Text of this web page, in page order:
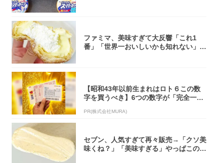
ファミマ、美味すぎて大反響「これ1
番」「世界一おいしいかも知れない」
【昭和43年以前生まれはロト６この数
字を買うべき】6つの数字が「完全一
PR(株式会社MURA)
セブン、人気すぎて再々販売→「クソ美
味くね？」「美味すぎる」やっぱこのク